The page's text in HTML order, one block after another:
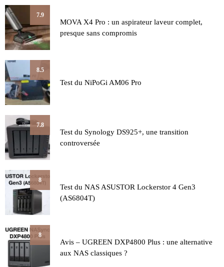
7.9
MOVA X4 Pro : un aspirateur laveur complet,
presque sans compromis
8.5
Test du NiPoGi AM06 Pro
7.8
Test du Synology DS925+, une transition
controversée
8
Test du NAS ASUSTOR Lockerstor 4 Gen3
(AS6804T)
8
Avis – UGREEN DXP4800 Plus : une alternative
aux NAS classiques ?